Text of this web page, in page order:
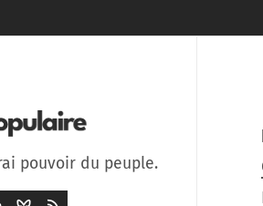
pouvoir du peuple.